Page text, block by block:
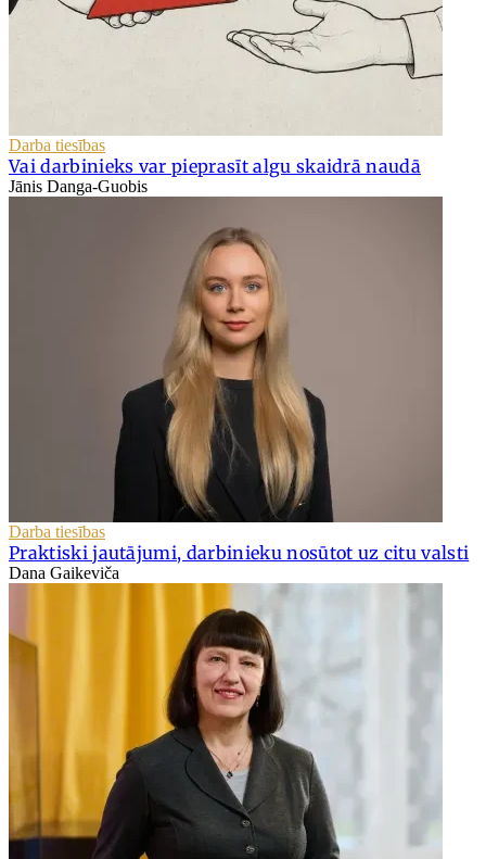
Darba tiesības
Vai darbinieks var pieprasīt algu skaidrā naudā
Jānis Danga-Guobis
Darba tiesības
Praktiski jautājumi, darbinieku nosūtot uz citu valsti
Dana Gaikeviča